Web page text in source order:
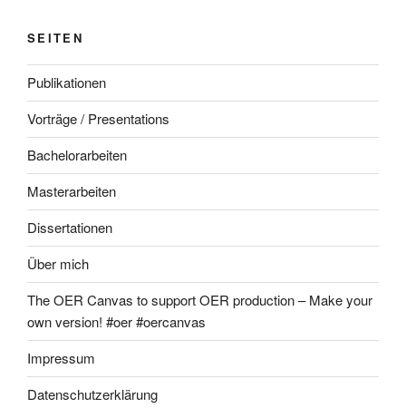
SEITEN
Publikationen
Vorträge / Presentations
Bachelorarbeiten
Masterarbeiten
Dissertationen
Über mich
The OER Canvas to support OER production – Make your
own version! #oer #oercanvas
Impressum
Datenschutzerklärung